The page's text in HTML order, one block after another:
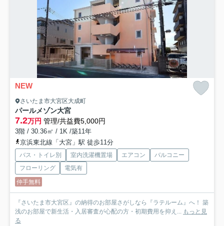
NEW
さいたま市大宮区大成町
パールメゾン大宮
7.2万円 管理/共益費5,000円
3階 / 30.36㎡ / 1K /築11年
京浜東北線「大宮」駅 徒歩11分
バス・トイレ別 室内洗濯機置場 エアコン
バルコニー
フローリング
電気有
仲手無料
『さいたま市大宮区』の納得のお部屋さがしなら『ラテルーム』へ！ 築
浅のお部屋で新生活・入居審査が心配の方・初期費用を抑え... もっと見
る